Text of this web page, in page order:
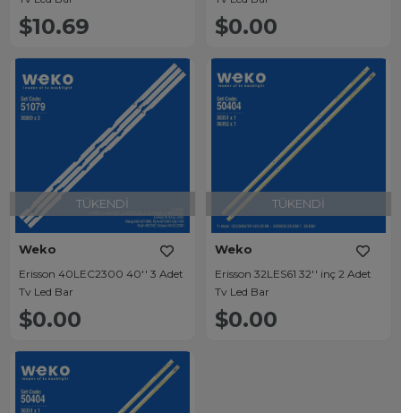
$10.69 $0.00
TÜKENDI
Weko
Erisson 40LEC2300 40'' 3 Adet
Tv Led Bar
$0.00
TÜKENDI
Weko
Erisson 32LES61 32'' inç 2 Adet
Tv Led Bar
$0.00